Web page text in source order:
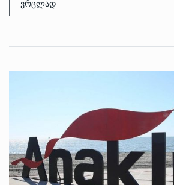
ვრცლად